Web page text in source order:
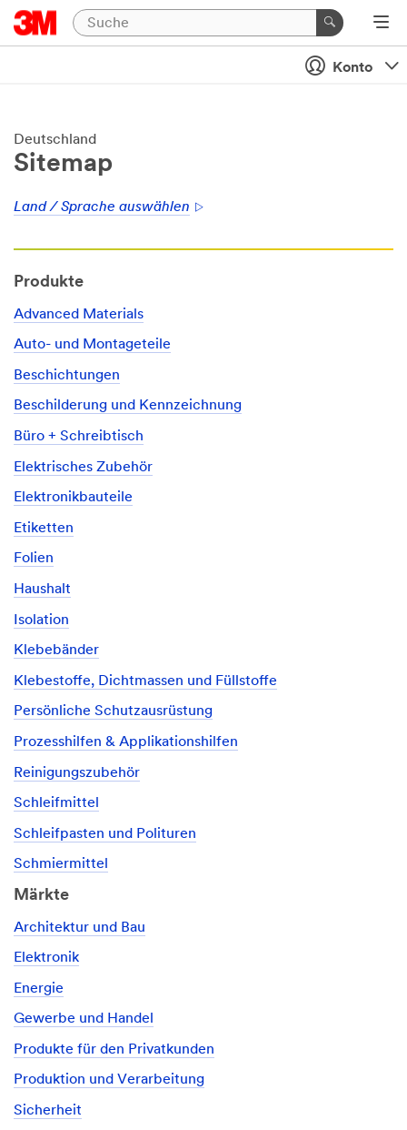
Konto
Deutschland
Sitemap
Land / Sprache auswählen
Produkte
Advanced Materials
Auto- und Montageteile
Beschichtungen
Beschilderung und Kennzeichnung
Büro + Schreibtisch
Elektrisches Zubehör
Elektronikbauteile
Etiketten
Folien
Haushalt
Isolation
Klebebänder
Klebestoffe, Dichtmassen und Füllstoffe
Persönliche Schutzausrüstung
Prozesshilfen & Applikationshilfen
Reinigungszubehör
Schleifmittel
Schleifpasten und Polituren
Schmiermittel
Märkte
Architektur und Bau
Elektronik
Energie
Gewerbe und Handel
Produkte für den Privatkunden
Produktion und Verarbeitung
Sicherheit